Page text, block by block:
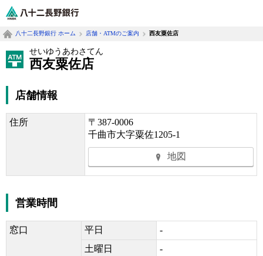
八十二長野銀行 ホーム 店舗・ATMのご案内 西友粟佐店
せいゆうあわさてん
西友粟佐店
店舗情報
住所
〒387-0006
千曲市大字粟佐1205-1
地図
営業時間
窓口 平日
-
土曜日
-